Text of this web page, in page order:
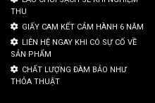
THU
GIẤY CAM KẾT CẢM HÀNH 6 NĂM
LIÊN HỆ NGAY KHI CÓ SỰ CỐ VỀ
SẢN PHẨM
CHẤT LƯỢNG ĐÀM BẢO NHƯ
THỎA THUẬT